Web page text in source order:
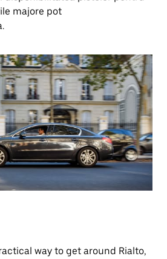
majore pot
way to get around Rialto,